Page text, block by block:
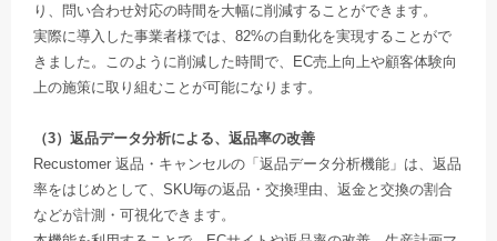
り、問い合わせ対応の時間を大幅に削減することができます。
実際に導入した事業者様では、82%の自動化を実現することがで
きました。このように削減した時間で、EC売上向上や顧客体験向
上の施策に取り組むことが可能になります。
（3）返品データ分析による、返品率の改善
Recustomer 返品・キャンセルの「返品データ分析機能」は、返品
率をはじめとして、SKU毎の返品・交換理由、返金と交換の割合
などが計測・可視化できます。